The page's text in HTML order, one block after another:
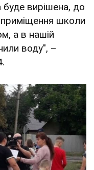
вирішена, до
школи
а в нашій
воду", –